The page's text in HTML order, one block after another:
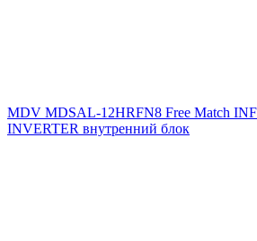
MDV MDSAL-12HRFN8 Free Match
INVERTER внутренний блок